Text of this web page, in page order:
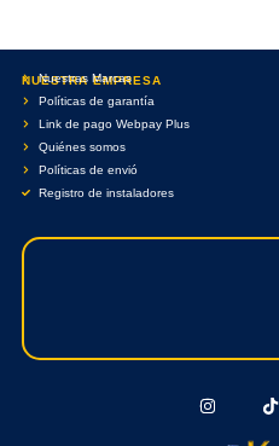
NUESTRA EMPRESA
Nuestras Marcas
Políticas de garantía
Link de pago Webpay Plus
Quiénes somos
Políticas de envió
Registro de instaladores